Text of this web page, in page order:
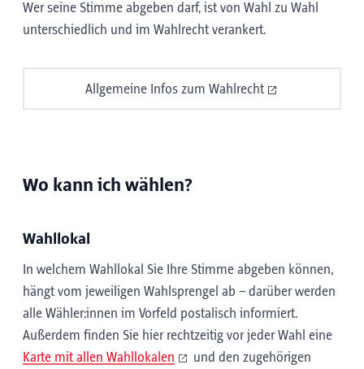
Wer seine Stimme abgeben darf, ist von Wahl zu Wahl
unterschiedlich und im Wahlrecht verankert.
Allgemeine Infos zum Wahlrecht
Wo kann ich wählen?
Wahllokal
In welchem Wahllokal Sie Ihre Stimme abgeben können,
hängt vom jeweiligen Wahlsprengel ab – darüber werden
alle Wähler:innen im Vorfeld postalisch informiert.
Außerdem finden Sie hier rechtzeitig vor jeder Wahl eine
Karte mit allen Wahllokalen
und den zugehörigen